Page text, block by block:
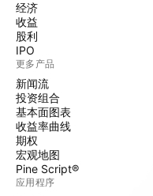
经济
收益
股利
IPO
更多产品
新闻流
投资组合
基本面图表
收益率曲线
期权
宏观地图
Pine Script®
应用程序